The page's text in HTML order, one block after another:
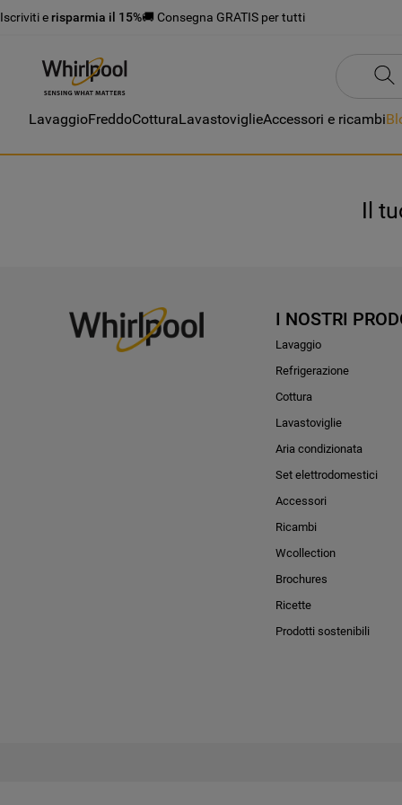
Iscriviti e risparmia il 15%🚚 Consegna GRATIS per tutti
LavaggioFreddoCotturaLavastoviglieAccessori e ricambi
Il
I NOSTRI
Lavaggio
Refrigerazione
Cottura
Lavastoviglie
Aria condizionata
Set elettrodomestici
Accessori
Ricambi
Wcollection
Brochures
Ricette
Prodotti sostenibili